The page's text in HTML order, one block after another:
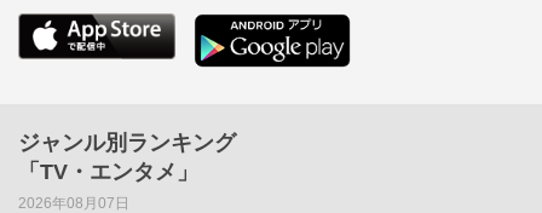
ジャンル別ランキング
「TV・エンタメ」
2026年08月07日